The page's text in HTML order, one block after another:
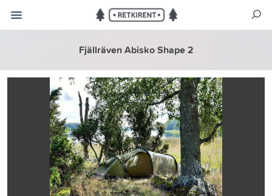
Fjällräven Abisko Shape 2